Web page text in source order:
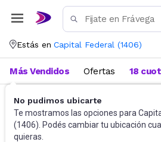
Estás en Capital Federal (1406)
No pudimos ubicarte
Te mostramos las opciones para
(1406). Podés cambiar tu ubicación
quieras.
Más Vendidos Ofertas 18
Tablets Fundas, Cobertores y